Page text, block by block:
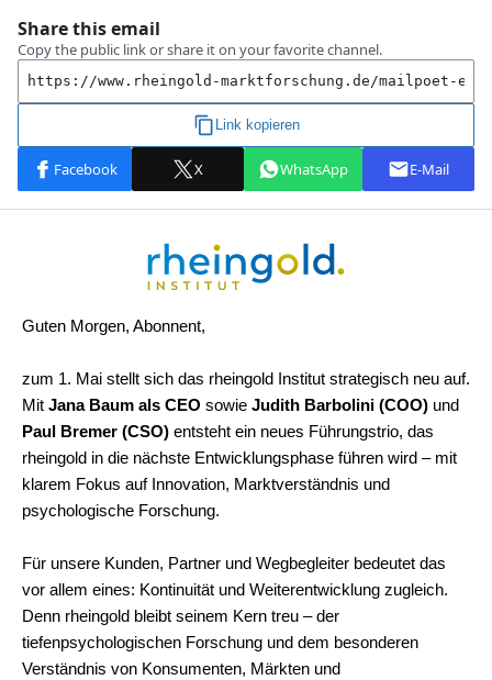
Guten Morgen, Abonnent,
zum 1. Mai stellt sich das rheingold Institut strategisch neu auf.
Mit Jana Baum als CEO sowie Judith Barbolini (COO) und
Paul Bremer (CSO) entsteht ein neues Führungstrio, das
rheingold in die nächste Entwicklungsphase führen wird – mit
klarem Fokus auf Innovation, Marktverständnis und
psychologische Forschung.
Für unsere Kunden, Partner und Wegbegleiter bedeutet das
vor allem eines: Kontinuität und Weiterentwicklung zugleich.
Denn rheingold bleibt seinem Kern treu – der
tiefenpsychologischen Forschung und dem besonderen
Verständnis von Konsumenten, Märkten und